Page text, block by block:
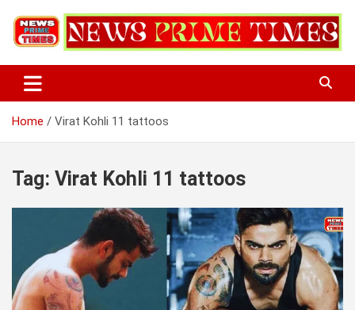
content
Home Virat Kohli 11 tattoos
Tag: Virat Kohli 11 tattoos